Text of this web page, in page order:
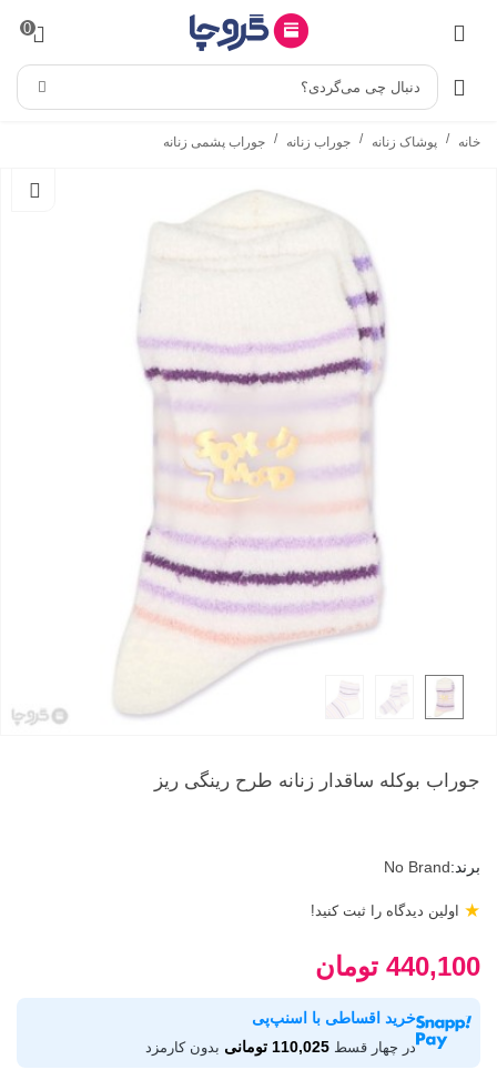
0
دنبال چی می‌گردی؟
خانه / پوشاک زنانه / جوراب زنانه / جوراب پشمی زنانه
جوراب بوکله ساقدار زنانه طرح رینگی ریز
برند:No Brand
اولین دیدگاه را ثبت کنید! ★
440,100 تومان
خرید اقساطی با اسنپ‌پی
در چهار قسط 110,025 تومانی بدون کارمزد